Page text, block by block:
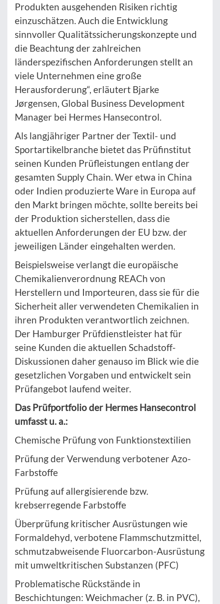
Produkten ausgehenden Risiken richtig
einzuschätzen. Auch die Entwicklung
sinnvoller Qualitätssicherungskonzepte und
die Beachtung der zahlreichen
länderspezifischen Anforderungen stellt an
viele Unternehmen eine große
Herausforderung“, erläutert Bjarke
Jørgensen, Global Business Development
Manager bei Hermes Hansecontrol.
Als langjähriger Partner der Textil- und
Sportartikelbranche bietet das Prüfinstitut
seinen Kunden Prüfleistungen entlang der
gesamten Supply Chain. Wer etwa in China
oder Indien produzierte Ware in Europa auf
den Markt bringen möchte, sollte bereits bei
der Produktion sicherstellen, dass die
aktuellen Anforderungen der EU bzw. der
jeweiligen Länder eingehalten werden.
Beispielsweise verlangt die europäische
Chemikalienverordnung REACh von
Herstellern und Importeuren, dass sie für die
Sicherheit aller verwendeten Chemikalien in
ihren Produkten verantwortlich zeichnen.
Der Hamburger Prüfdienstleister hat für
seine Kunden die aktuellen Schadstoff-
Diskussionen daher genauso im Blick wie die
gesetzlichen Vorgaben und entwickelt sein
Prüfangebot laufend weiter.
Das Prüfportfolio der Hermes Hansecontrol
umfasst u. a.:
Chemische Prüfung von Funktionstextilien
Prüfung der Verwendung verbotener Azo-
Farbstoffe
Prüfung auf allergisierende bzw.
krebserregende Farbstoffe
Überprüfung kritischer Ausrüstungen wie
Formaldehyd, verbotene Flammschutzmittel,
schmutzabweisende Fluorcarbon-Ausrüstung
mit umweltkritischen Substanzen (PFC)
Problematische Rückstände in
Beschichtungen: Weichmacher (z. B. in PVC),